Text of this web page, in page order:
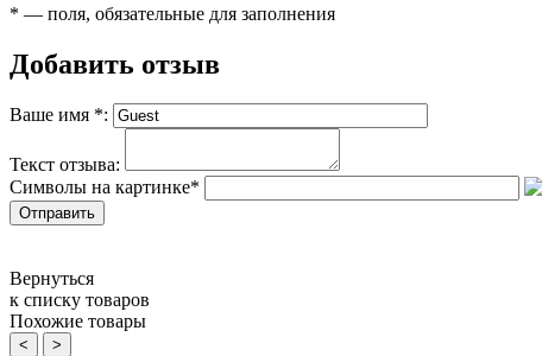
* — поля, обязательные для заполнения
Добавить отзыв
Ваше имя *:
Текст отзыва:
Символы на картинке*
Вернуться
к списку товаров
Похожие товары
< >